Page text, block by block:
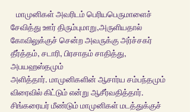
சேவித்து ஊர் திரும்புமாறு,அருளியதால்
கோவிலுக்குச் சென்ற அவருக்கு அர்ச்சகர்
தீர்த்தம், சடாரி, பிரசாதம் சாதித்து,
அபயஹஸ்தமும்
அளித்தார். மாமுனிகளின் ஆசார்ய சம்பந்தமும்
விரைவில் கிட்டும் என்று ஆசீர்வதித்தார்.
சிங்கரையர் மீண்டும் மாமுனிகள் மடத்துக்குச்